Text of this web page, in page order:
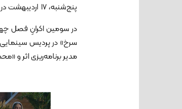
پنج‌شنبه، ۱۷ اردیبهشت در همین ساعت برگزارخواهند شد.
در سومین اکرانِ فصل
سرخ» در پردیس
مدیر برنامه‌ریزی اثر و